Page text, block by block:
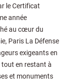
le Certificat
année
au cœur du
Paris La Défense
exigeants en
tout en restant à
et monuments